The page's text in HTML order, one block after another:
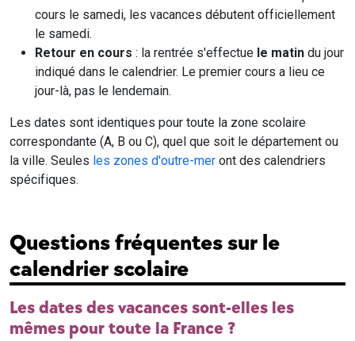
cours le samedi, les vacances débutent officiellement
le samedi.
Retour en cours : la rentrée s'effectue le matin du jour
indiqué dans le calendrier. Le premier cours a lieu ce
jour-là, pas le lendemain.
Les dates sont identiques pour toute la zone scolaire
correspondante (A, B ou C), quel que soit le département ou
la ville. Seules les zones d'outre-mer ont des calendriers
spécifiques.
Questions fréquentes sur le
calendrier scolaire
Les dates des vacances sont-elles les
mêmes pour toute la France ?